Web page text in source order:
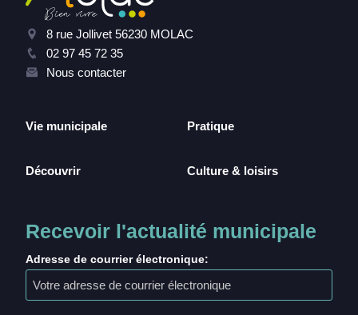
8 rue Jollivet 56230 MOLAC
02 97 45 72 35
Nous contacter
Vie municipale
Découvrir
Pratique
Culture & loisirs
Recevoir l'actualité municipale
Adresse de courrier électronique: